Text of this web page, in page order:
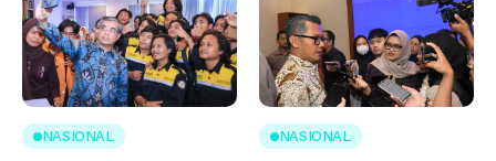
NASIONAL NASIONAL